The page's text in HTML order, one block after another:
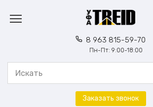
содержанию
8 963 815-59-70
Пн-Пт: 9:00-18:00
Заказать звонок